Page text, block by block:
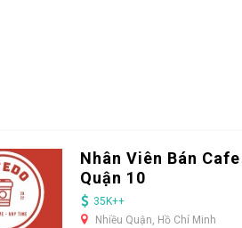
Nhân Viên Bán
Quận 10
35K++
Nhiều Quận, Hồ Chí Minh